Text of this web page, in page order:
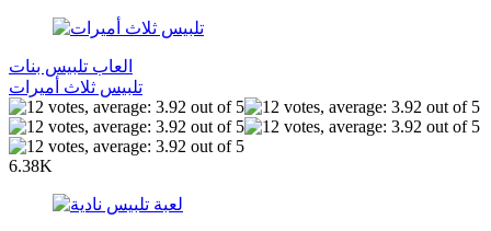
العاب تلبيس بنات
تلبيس ثلاث أميرات
6.38K